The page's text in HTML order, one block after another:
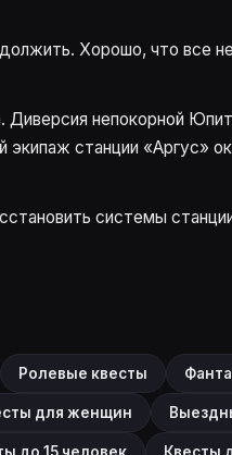
Хорошо, что все
непокорной
станции «Аргус»
системы
Ролевые квесты
для женщин
до 15 человек Квесты